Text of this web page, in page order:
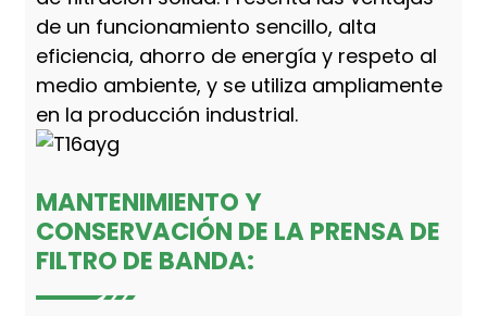
de un funcionamiento sencillo, alta
eficiencia, ahorro de energía y respeto al
medio ambiente, y se utiliza ampliamente
en la producción industrial.
MANTENIMIENTO Y
CONSERVACIÓN DE LA PRENSA DE
FILTRO DE BANDA: